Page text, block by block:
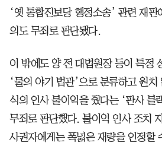
‘옛 통합진보당 행정소송’ 관련 재
의도 무죄로 판단됐다.
이 밖에도 양 전 대법원장 등이 특정
‘물의 야기 법관’으로 분류하고 원
식의 인사 불이익을 줬다는 ‘판사 블
무죄로 판단했다. 불이익 인사 조치
사권자에게는 폭넓은 재량을 인정할